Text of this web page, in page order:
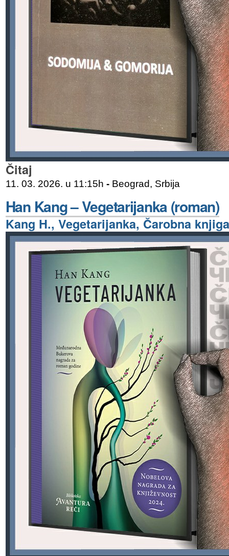
Čitaj
11. 03. 2026. u 11:15h - Beograd, Srbija
Han Kang – Vegetarijanka (roman)
Kang H., Vegetarijanka, Čarobna